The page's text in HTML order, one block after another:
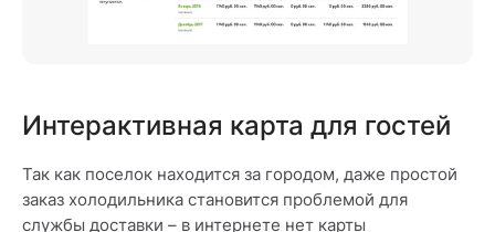
Интерактивная карта для гостей
Так как поселок находится за городом, даже простой
заказ холодильника становится проблемой для
службы доставки – в интернете нет карты